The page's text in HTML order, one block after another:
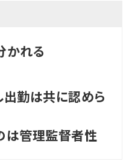
かれる
勤は共に認めら
は管理監督者性